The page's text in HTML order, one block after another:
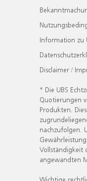
Information zu
Disclaimer /
* Die UBS
Quotierungen
Produkten.
nachzufolgen.
Vollständigkeit
angewandten